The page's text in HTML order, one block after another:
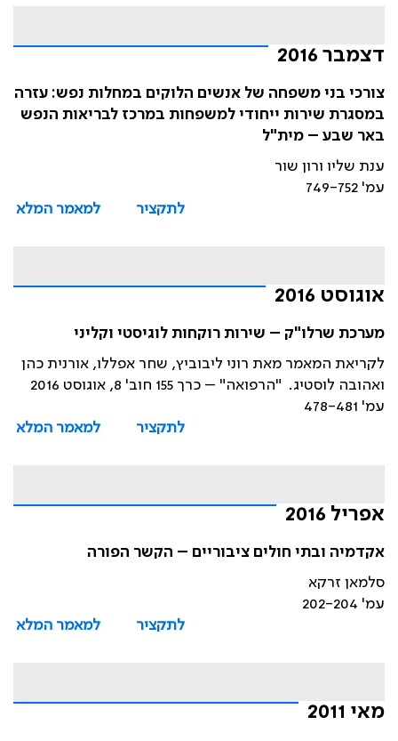
דצמבר 2016
צורכי בני משפחה של אנשים הלוקים במחלות נפש: עזרה
במסגרת שירות ייחודי למשפחות במרכז לבריאות הנפש
באר שבע – מית"ל
ענת שליו ורון שור
עמ' 749-752
לתקציר
למאמר המלא
אוגוסט 2016
מערכת שרלו"ק – שירות רוקחות לוגיסטי וקליני
לקריאת המאמר מאת רוני ליבוביץ, שחר אפללו, אורנית כהן
ואהובה לוסטיג. "הרפואה" – כרך 155 חוב' 8, אוגוסט 2016
עמ' 478-481
לתקציר
למאמר המלא
אפריל 2016
אקדמיה ובתי חולים ציבוריים – הקשר הפורה
סלמאן זרקא
עמ' 202-204
לתקציר
למאמר המלא
מאי 2011